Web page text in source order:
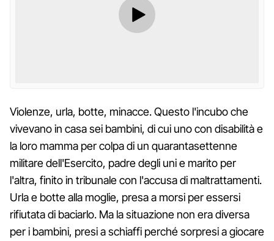
Violenze, urla, botte, minacce. Questo l'incubo che
vivevano in casa sei bambini, di cui uno con disabilità e
la loro mamma per colpa di un quarantasettenne
militare dell'Esercito, padre degli uni e marito per
l'altra, finito in tribunale con l'accusa di maltrattamenti.
Urla e botte alla moglie, presa a morsi per essersi
rifiutata di baciarlo. Ma la situazione non era diversa
per i bambini, presi a schiaffi perché sorpresi a giocare